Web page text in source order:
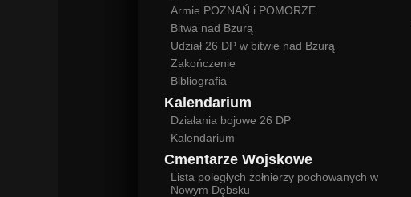
Armie POZNAŃ i POMORZE
Bitwa nad Bzurą
Udział 26 DP w bitwie nad Bzurą
Zakończenie
Bibliografia
Kalendarium
Działania bojowe 26 DP
Kalendarium
Cmentarze Wojskowe
Lista poległych żołnierzy pochowanych w
Nowym Dębsku